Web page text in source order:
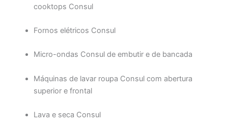
cooktops Consul
Fornos elétricos Consul
Micro-ondas Consul de embutir e de bancada
Máquinas de lavar roupa Consul com abertura
superior e frontal
Lava e seca Consul